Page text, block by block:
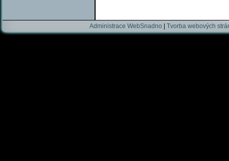
Administrace WebSnadno Tvorba webových